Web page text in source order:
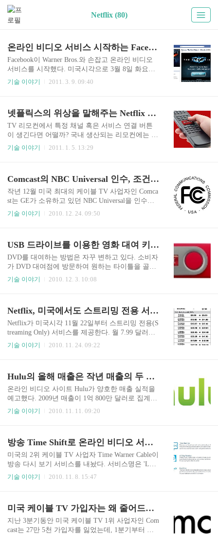
Netflix (80)
온라인 비디오 서비스 시작하는 Facebook
Facebook이 Warner Bros.와 손잡고 온라인 비디오
서비스를 시작했다. 미국시각으로 3월 8일 화요일,
양사는 Facebook 사용자들을 대상으로 유료 서비스
식으로 제공되며, 3 달러 혹은 30 Facebook 크레딧
으로 시청이 가능하다. 지역은 미국으로 제한되어
제공되어 국내 사용자는 볼 수 없다. 영화는 48시간
동안 대여되며 48시간 동안 재생 횟수에는 제한을
두지 않았다. 대여 뿐만 아니라 구매도 지원할 것이
기술 이야기 2011. 3. 9. 09:40
넷플릭스의 위상을 말해주는 Netflix Button
TV 리모컨에서 특정 채널 혹은 서비스 연결 버튼
이 생긴다면 어떨까? 국내 생산되는 리모컨에는 숫
자와 채널 Up과 Down 버튼 외에 특정 방송국, 특정
나 계약이 아니라면 불가능할 것이다. 그러나 소비
자들에게 반드시 필요하고, 제공되었을 때 편의를
제공한다면 제조사들은 어떻게 대응할까? Netflix
는 대단한 힘을 가졌다고 볼 수 있다. 빠르면 올 봄
부터 Netflix의 빨간 로고가 인쇄된 리모컨 버튼을
버튼을 볼 수 있을 것이라고 하는데, 새..
기술 이야기 2011. 1. 5. 13:29
Comcast의 NBC Universal 인수, 조건부로 승인될듯
작년 12월 미국 최대의 케이블 TV 사업자인 Comca
st는 GE가 소유하고 있던 NBC Universal을 인수한
다고 발표했다. NBC Universal 지분 51%를 137억 5
는 Comcast의 NBC Universal인수에 대해 조건부 승
인하는 방안을 논의 중이라고 한다. Comcast가 현
재의 상태 그대로 NBC Universal을 인수할 경우 미
디어 서비스 시장에 여러가지 문제점이 발생할 가
능성이 높기 때문이다. 이미 유럽연합은 올 7월에
기술 이야기 2010. 12. 24. 09:50
USB 드라이브를 이용한 영화 대여 키오스크 서비스, Flix on Stix
DVD를 대여하는 방법은 자꾸 변하고 있다. 소비자
가 DVD 대여점에 방문하여 원하는 타이틀을 골라
서 집에서 시청한 뒤에 다시 대여점으로 돌려주는
이용료를 지불하면 계속해서 원하는 DVD를 빌려
볼 수 있는 Netflix는 이제 오프라인 대여점 체인 Bl
ockbuster를 침몰시켰다. Netflix와는 달리 Kiosk 단
말기를 이용하여 하루 대여료 1 달러에 빌려주는 R
edbox도 인기를 끌고 있다. 현재 미국에는 Redbox
여료의 레드박스..
기술 이야기 2010. 12. 3. 10:08
Netflix, 미국에서도 스트리밍 전용 서비스 제공한다
Netflix가 미국시각 11월 22일부터 스트리밍 전용(S
treaming Only) 서비스를 제공한다. 월 7.99 달러로
책정된 온라인 스트리밍 상품을 통해 영화와 드라
트리밍 유료 서비스를 시작한 바 있는 Netflix는 다
시 이 서비스를 미국에서도 실시하기로 했다. 캐나
다와 달리 미국은 기존 우편 배달 방식의 DVD 대
여도 진행하면서 스트리밍만 제공받는 서비스를
별도 추가한 것이다. 7.99 달러의 Watch Instantly 서
그렇..
기술 이야기 2010. 11. 24. 09:22
Hulu의 올해 매출은 작년 매출의 두 배를 넘을 듯
온라인 비디오 사이트 Hulu가 양호한 매출 실적을
예고했다. 2009년 매출이 1억 800만 달러로 집계되
었는데, 올해는 그 두 배가 넘는 2억 4천만 달러에
alt Disney, 사모펀드인 Providence Equity Partners가
합작한 온라인 비디오 조인트 벤처다. 미국 4대 방
송사 중에서 CBS만을 제외한 주요 3 방송사의 합
작으로 설립된 온라인 방송 콘텐츠 스트리밍 전문
사이트다. 2010/06/30 - Hulu, 마침내 부분적 유료
기술 이야기 2010. 11. 11. 09:20
방송 Time Shift로 온라인 비디오 서비스와 맞서다
미국의 2위 케이블 TV 사업자 Time Warner Cable이
방송 다시 보기 서비스를 내놨다. 서비스명은 'Loo
k Back'이며, 방송후 3일간 다시 보기를 제공한다.
스가 가능하지만, CBS와 Fox 등의 방송 채널은 3일
간의 다시 보기 서비스를 제공하지 않는다. Look B
ack 서비스가 제공되더라도 방송의 광고 건너뛰기
기술 이야기 2010. 11. 8. 15:47
미국 케이블 TV 가입자는 왜 줄어드는가?
지난 3분기동안 미국 케이블 TV 1위 사업자인 Com
cast는 27만 5천 가입자를 잃었는데, 1분기부터 누